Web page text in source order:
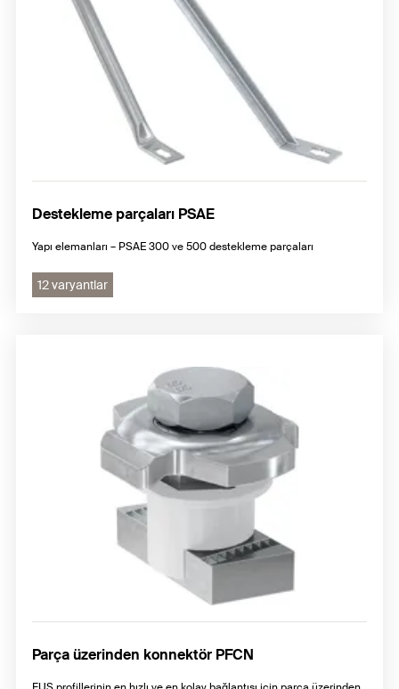
Destekleme parçaları PSAE
Yapı elemanları – PSAE 300 ve 500 destekleme parçaları
12 varyantlar
Parça üzerinden konnektör PFCN